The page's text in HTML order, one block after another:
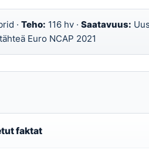
· Teho: 116 hv · Saatavuus:
Euro NCAP 2021
faktat